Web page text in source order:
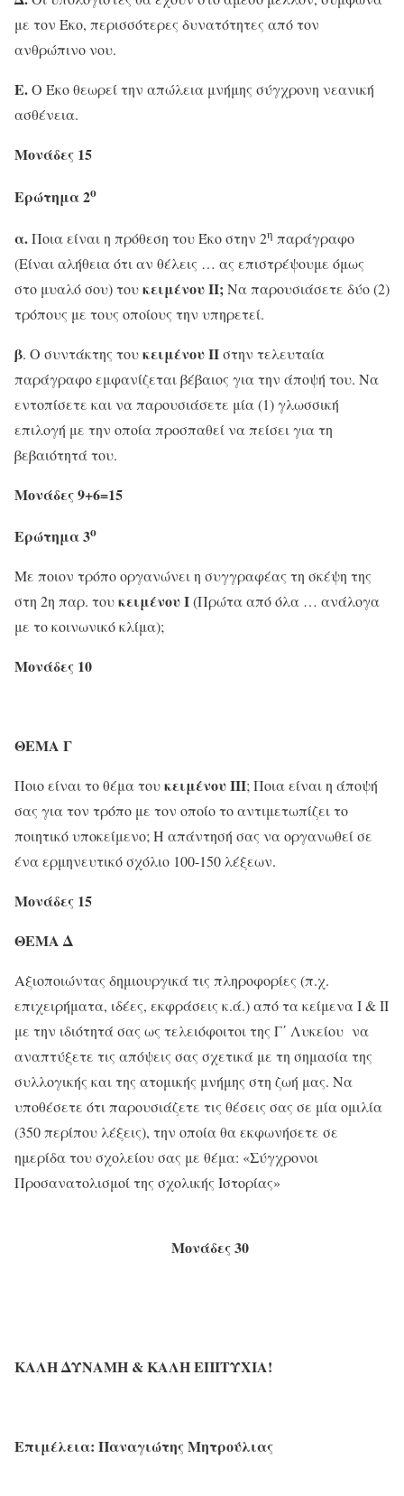
με τον Έκο, περισσότερες δυνατότητες από τον
ανθρώπινο νου.
Ε.Ο Έκο θεωρεί την απώλεια μνήμης σύγχρονη νεανική
ασθένεια.
Μονάδες 15
Ερώτημα 2ο
α.Ποια είναι η πρόθεση του Έκο στην 2η παράγραφο
(Είναι αλήθεια ότι αν θέλεις … ας επιστρέψουμε όμως
στο μυαλό σου) τουκειμένου ΙΙ;Να παρουσιάσετε δύο (2)
τρόπους με τους οποίους την υπηρετεί.
β. Ο συντάκτης τουκειμένου ΙΙστην τελευταία
παράγραφο εμφανίζεται βέβαιος για την άποψή του. Να
εντοπίσετε και να παρουσιάσετε μία (1) γλωσσική
επιλογή με την οποία προσπαθεί να πείσει για τη
βεβαιότητά του.
Μονάδες 9+6=15
Ερώτημα 3ο
Με ποιον τρόπο οργανώνει η συγγραφέας τη σκέψη της
στη 2η παρ. τουκειμένου Ι(Πρώτα από όλα … ανάλογα
με το κοινωνικό κλίμα);
Μονάδες 10
ΘΕΜΑ Γ
Ποιο είναι το θέμα τουκειμένου ΙΙΙ; Ποια είναι η άποψή
σας για τον τρόπο με τον οποίο το αντιμετωπίζει το
ποιητικό υποκείμενο; Η απάντησή σας να οργανωθεί σε
ένα ερμηνευτικό σχόλιο 100-150 λέξεων.
Μονάδες 15
ΘΕΜΑ Δ
Αξιοποιώντας δημιουργικά τις πληροφορίες (π.χ.
επιχειρήματα, ιδέες, εκφράσεις κ.ά.) από τα κείμενα Ι & ΙΙ
με την ιδιότητά σας ως τελειόφοιτοι της Γ΄ Λυκείου να
αναπτύξετε τις απόψεις σας σχετικά με τη σημασία της
συλλογικής και της ατομικής μνήμης στη ζωή μας. Να
υποθέσετε ότι παρουσιάζετε τις θέσεις σας σε μία ομιλία
(350 περίπου λέξεις), την οποία θα εκφωνήσετε σε
ημερίδα του σχολείου σας με θέμα: «Σύγχρονοι
Προσανατολισμοί της σχολικής Ιστορίας»
Μονάδες 30
ΚΑΛΗ ΔΥΝΑΜΗ & ΚΑΛΗ ΕΠΙΤΥΧΙΑ!
Επιμέλεια: Παναγιώτης Μητρούλιας